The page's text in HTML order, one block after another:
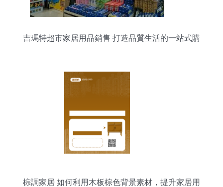
吉瑪特超市家居用品銷售 打造品質生活的一站式購
棕調家居 如何利用木板棕色背景素材，提升家居用